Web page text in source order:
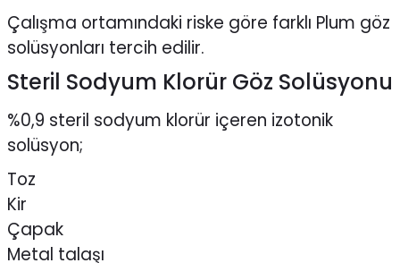
Çalışma ortamındaki riske göre farklı Plum göz
solüsyonları tercih edilir.
Steril Sodyum Klorür Göz Solüsyonu
%0,9 steril sodyum klorür içeren izotonik
solüsyon;
Toz
Kir
Çapak
Metal talaşı